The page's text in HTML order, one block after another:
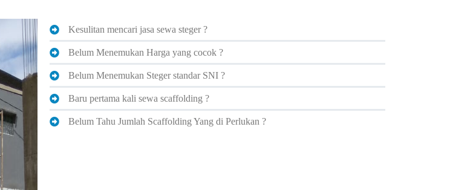
Kesulitan mencari jasa sewa steger ?
Belum Menemukan Harga yang cocok ?
Belum Menemukan Steger standar SNI ?
Baru pertama kali sewa scaffolding ?
Belum Tahu Jumlah Scaffolding Yang di Perlukan ?